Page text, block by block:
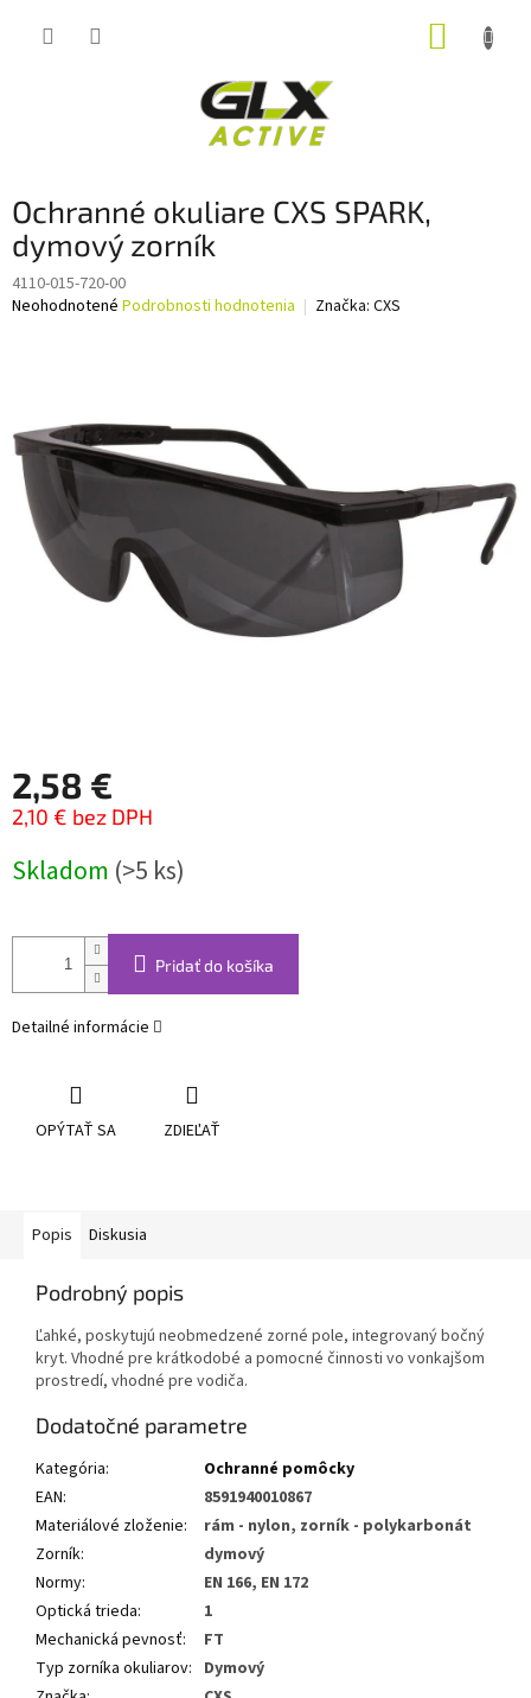
Ochranné okuliare CXS SPARK,
dymový zorník
4110-015-720-00
Priemerné
5
hviezdičiek.
Neohodnotené Podrobnosti hodnotenia Značka: CXS
2,58 €
2,10 € bez DPH
cena:
Skladom (>5 ks)
Pridať do košíka
Detailné informácie
OPÝTAŤ SA ZDIEĽAŤ
Popis Diskusia
Podrobný popis
Ľahké, poskytujú neobmedzené zorné pole, integrovaný bočný
kryt. Vhodné pre krátkodobé a pomocné činnosti vo vonkajšom
prostredí, vhodné pre vodiča.
Dodatočné parametre
Kategória:
Ochranné pomôcky
EAN:
8591940010867
Materiálové zloženie:
rám - nylon, zorník - polykarbonát
Zorník:
dymový
Normy:
EN 166, EN 172
Optická trieda:
1
Mechanická pevnosť:
FT
Typ zorníka okuliarov: Dymový